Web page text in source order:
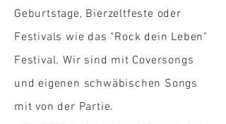
Geburtstage, Bierzeltfeste oder
Festivals wie das "Rock dein Leben"
Festival. Wir sind mit Coversongs
und eigenen schwäbischen Songs
mit von der Partie.